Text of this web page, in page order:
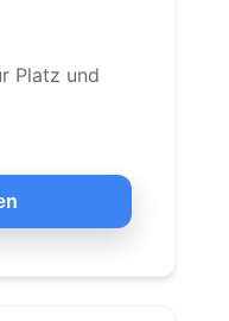
Platz und